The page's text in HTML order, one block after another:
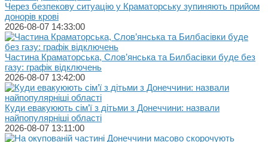
Через безпекову ситуацію у Краматорську зупиняють прийом
донорів крові
2026-08-07 14:33:00
Частина Краматорська, Слов’янська та Билбасівки буде без
газу: графік відключень
2026-08-07 13:42:00
Куди евакуюють сім’ї з дітьми з Донеччини: назвали
найпопулярніші області
2026-08-07 13:11:00